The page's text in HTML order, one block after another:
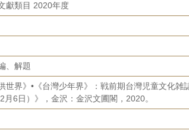
獻類目 2020年度
、解題
世界》•《台灣少年界》：戦前期台灣児童文化
月6日）》，金沢：金沢文圃閣，2020。